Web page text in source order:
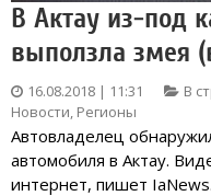
В Актау из-под
выползла змея
16.08.2018 | 11:31 В
Новости, Регионы
Автовладелец
автомобиля в Актау.
интернет, пишет